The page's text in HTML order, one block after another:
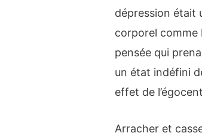
dépression était
corporel comme
pensée qui
un état indéfini
effet de
Arracher et